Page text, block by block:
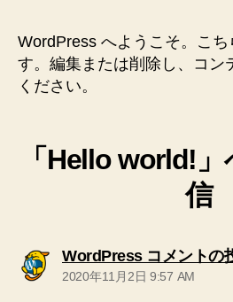
WordPress へようこそ。こ
す。編集または削除し、コン
ください。
「Hello world!
信
WordPress コメントの
2020年11月2日 9:57 AM